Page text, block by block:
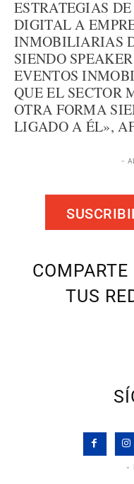
ESTRATEGIAS
DIGITAL A
INMOBILIARIAS
SIENDO
EVENTOS
QUE EL SECTOR
OTRA FORMA
LIGADO A ÉL»,
-
TUS
-